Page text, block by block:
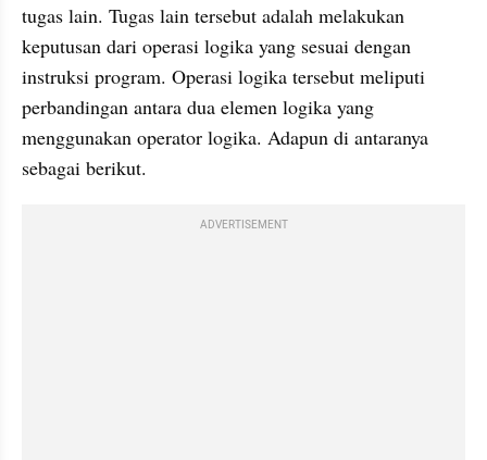
tugas lain. Tugas lain tersebut adalah melakukan
keputusan dari operasi logika yang sesuai dengan
instruksi program. Operasi logika tersebut meliputi
perbandingan antara dua elemen logika yang
menggunakan operator logika. Adapun di antaranya
sebagai berikut.
ADVERTISEMENT